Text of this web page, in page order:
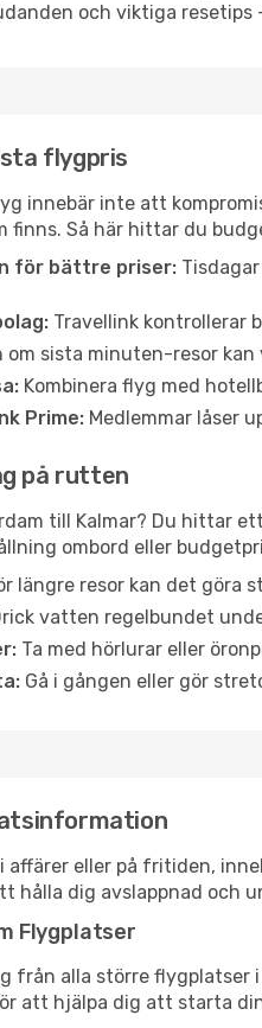
och viktiga
flygpris
innebär inte att
finns. Så här hittar du
för bättre priser:
Travellink kontrollerar
om sista minuten-resor
Kombinera flyg med
Prime: Medlemmar låser
på rutten
till Kalmar? Du hittar
ombord eller
längre resor kan det göra
vatten regelbundet
Ta med hörlurar eller
Gå i gången eller gör
eller på fritiden,
hålla dig avslappnad och
Flygplatser
från alla större flygplatser
att hjälpa dig att starta